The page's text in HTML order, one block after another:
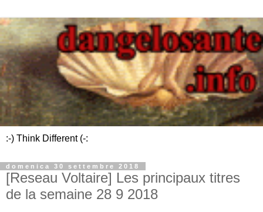
:-) Think Different (-:
domenica 30 settembre 2018
[Reseau Voltaire] Les principaux titres
de la semaine 28 9 2018